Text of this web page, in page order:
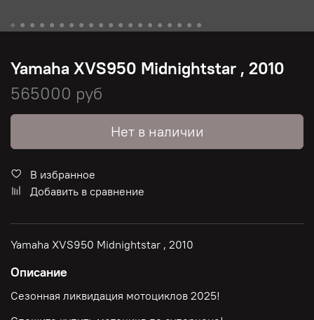
Yamaha XVS950 Midnightstar , 2010
565000 руб
Нет в наличии
В избранное
Добавить в сравнение
Yamaha XVS950 Midnightstar , 2010
Описание
Сезонная ликвидация мотоциклов 2025!